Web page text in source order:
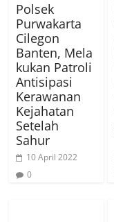
Polsek
Purwakarta
Cilegon
Banten, Mela
kukan Patroli
Antisipasi
Kerawanan
Kejahatan
Setelah
Sahur
10 April 2022
0